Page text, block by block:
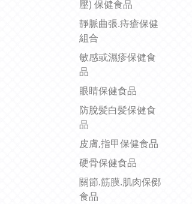
壓) 保健食品
靜脈曲張.痔瘡保健
組合
敏感或濕疹保健食
品
眼睛保健食品
防脫髪白髪保健食
品
皮膚,指甲保健食品
硬骨保健食品
關節.筋膜.肌肉保鄇
食品